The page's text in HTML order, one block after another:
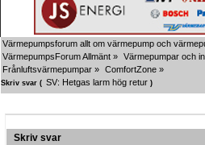
Värmepumpsforum allt om värmepump och
VärmepumpsForum Allmänt » Värmepumpar och
Frånluftsvärmepumpar » ComfortZone »
Skriv svar ( SV: Hetgas larm hög retur )
Skriv svar